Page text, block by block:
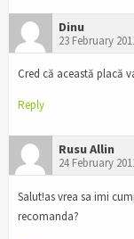
Dinu
23 February
Cred că această placă
Reply
Rusu Allin
24 February
Salut!as vrea sa imi
recomanda?